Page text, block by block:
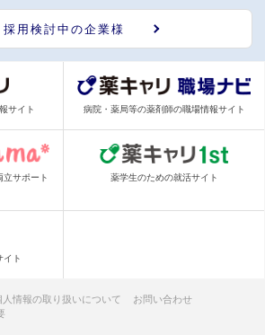
採用検討中の企業様
サイト 病院・薬局等の薬剤師の職場情報サイト
立サポート
薬学生のための就活サイト
イト
人情報の取り扱いについて
お問い合わせ